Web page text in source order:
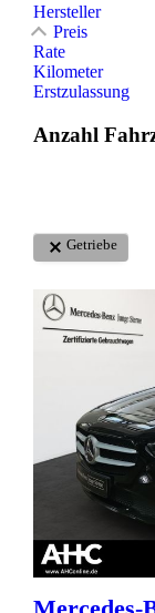
Hersteller
Preis
Rate
Kilometer
Erstzulassung
Anzahl
Getriebe